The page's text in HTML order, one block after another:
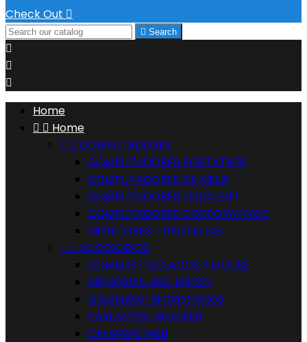
Check Out 
 Search



Home
  Home
  COMPUTADORES
COMPUTADORES PORTATILES
COMPUTADORES DE MESA
COMPUTADORES TODO EN 1
COMPUTADORES CORPORATIVOS
MONITORES - PANTALLAS
  ACCESORIOS
COMBOS-TECLADOS Y MOUSE
MEMORIAS USB-MICRO
DIADEMAS-MICROFONOS
PARLANTES-WOOFER
CAMARAS WEB